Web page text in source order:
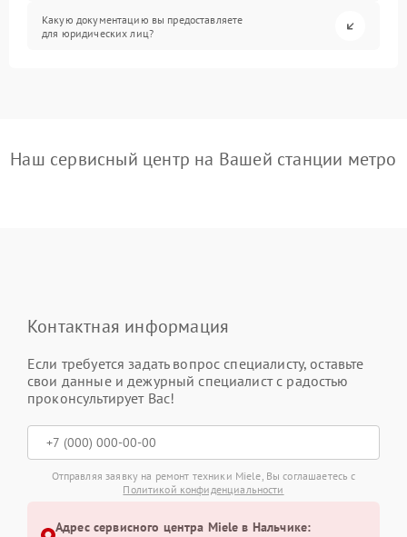
Какую документацию вы предоставляете
для юридических лиц?
Наш сервисный центр на Вашей станции метро
Контактная информация
Если требуется задать вопрос специалисту, оставьте
свои данные и дежурный специалист с радостью
проконсультирует Вас!
Отправляя заявку на ремонт техники Miele, Вы соглашаетесь с
Политикой конфиденциальности
Адрес сервисного центра Miele в Нальчике: